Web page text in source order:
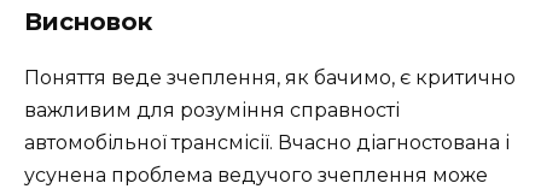
Висновок
Поняття веде зчеплення, як бачимо, є критично
важливим для розуміння справності
автомобільної трансмісії. Вчасно діагностована і
усунена проблема ведучого зчеплення може